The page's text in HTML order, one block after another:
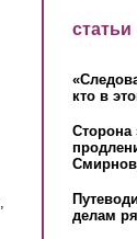
статьи
кто в
Сторона
делам